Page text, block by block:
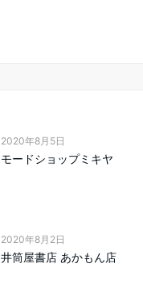
2020年8月5日
モードショップミキヤ
2020年8月2日
井筒屋書店 あかもん店